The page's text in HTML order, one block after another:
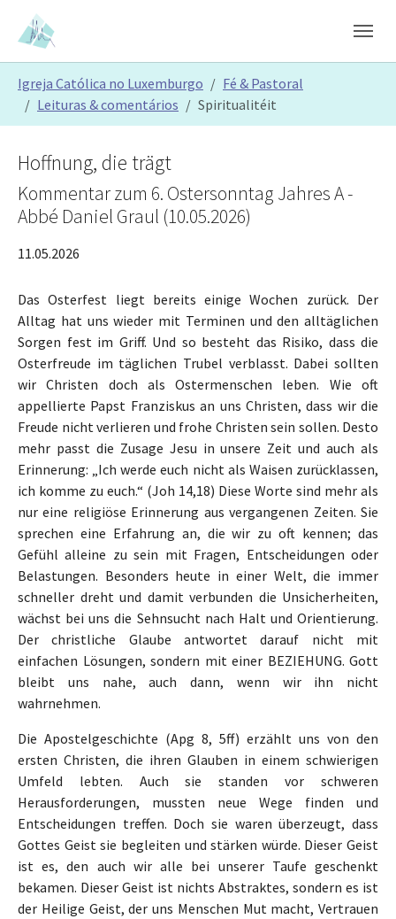
Skip to main content
Skip to page footer
Igreja Católica no Luxemburgo
Fé & Pastoral
Leituras & comentários
Spiritualitéit
Hoffnung, die trägt
Kommentar zum 6. Ostersonntag Jahres A -
Abbé Daniel Graul (10.05.2026)
11.05.2026
Das Osterfest liegt bereits einige Wochen zurück. Der
Alltag hat uns wieder mit Terminen und den alltäglichen
Sorgen fest im Griff. Und so besteht das Risiko, dass die
Osterfreude im täglichen Trubel verblasst. Dabei sollten
wir Christen doch als Ostermenschen leben. Wie oft
appellierte Papst Franziskus an uns Christen, dass wir die
Freude nicht verlieren und frohe Christen sein sollen. Desto
mehr passt die Zusage Jesu in unsere Zeit und auch als
Erinnerung: „Ich werde euch nicht als Waisen zurücklassen,
ich komme zu euch.“ (Joh 14,18) Diese Worte sind mehr als
nur eine religiöse Erinnerung aus vergangenen Zeiten. Sie
sprechen eine Erfahrung an, die wir zu oft kennen; das
Gefühl alleine zu sein mit Fragen, Entscheidungen oder
Belastungen. Besonders heute in einer Welt, die immer
schneller dreht und damit verbunden die Unsicherheiten,
wächst bei uns die Sehnsucht nach Halt und Orientierung.
Der christliche Glaube antwortet darauf nicht mit
einfachen Lösungen, sondern mit einer BEZIEHUNG. Gott
bleibt uns nahe, auch dann, wenn wir ihn nicht
wahrnehmen.
Die Apostelgeschichte (Apg 8, 5ff) erzählt uns von den
ersten Christen, die ihren Glauben in einem schwierigen
Umfeld lebten. Auch sie standen vor schweren
Herausforderungen, mussten neue Wege finden und
Entscheidungen treffen. Doch sie waren überzeugt, dass
Gottes Geist sie begleiten und stärken würde. Dieser Geist
ist es, den auch wir alle bei unserer Taufe geschenkt
bekamen. Dieser Geist ist nichts Abstraktes, sondern es ist
der Heilige Geist, der uns Menschen Mut macht, Vertrauen